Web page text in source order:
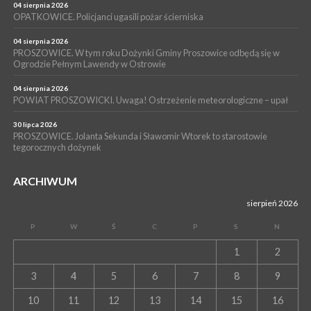
14 lipca 2026
PROSZOWICE. 26 lipca odbędzie się XII Marsz Rzeczpospolitej
WYDARZENIA
13 lipca 2026
Szpitalu im. Ojca Rafała z Proszowic już działa
04 sierpnia 2026
OPATKOWICE. Policjanci ugasili pożar ścierniska
04 sierpnia 2026
PROSZOWICE. W tym roku Dożynki Gminy Proszowice odbędą się w
Ogrodzie Pełnym Lawendy w Ostrowie
04 sierpnia 2026
POWIAT PROSZOWICKI. Uwaga! Ostrzeżenie meteorologiczne – upał
30 lipca 2026
PROSZOWICE. Jolanta Sekunda i Sławomir Wtorek to starostowie
tegorocznych dożynek
ARCHIWUM
sierpień 2026
P W Ś C P S N
1 2
3 4 5 6 7 8 9
10 11 12 13 14 15 16